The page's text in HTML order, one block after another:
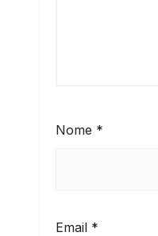
Nome *
Email *